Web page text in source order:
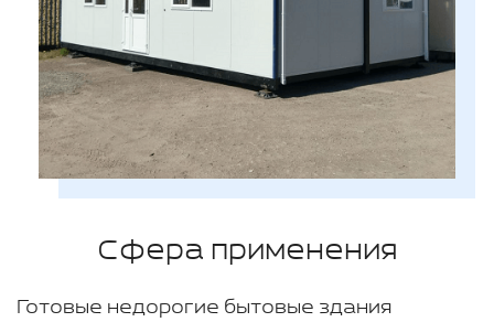
Сфера применения
Готовые недорогие бытовые здания